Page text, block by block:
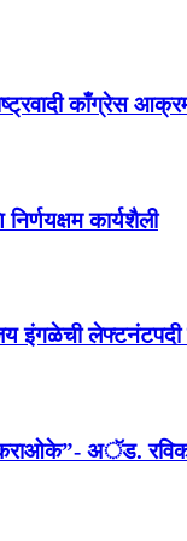
राष्ट्रवादी काँग्रेस
कार्यशैली
इंगळेची लेफ्टनंटपदी
अॅड.